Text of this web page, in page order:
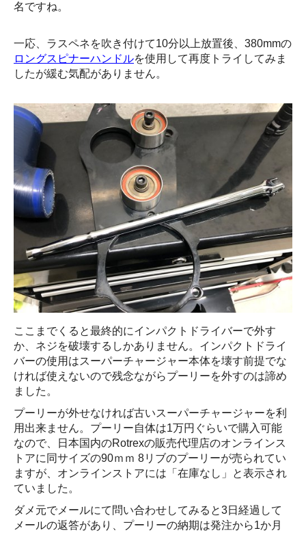
名ですね。
一応、ラスペネを吹き付けて10分以上放置後、380mmの
ロングスピナーハンドルを使用して再度トライしてみま
したが緩む気配がありません。
ここまでくると最終的にインパクトドライバーで外す
か、ネジを破壊するしかありません。インパクトドライ
バーの使用はスーパーチャージャー本体を壊す前提でな
ければ使えないので残念ながらプーリーを外すのは諦め
ました。
プーリーが外せなければ古いスーパーチャージャーを利
用出来ません。プーリー自体は1万円ぐらいで購入可能
なので、日本国内のRotrexの販売代理店のオンラインス
トアに同サイズの90ｍｍ 8リブのプーリーが売られてい
ますが、オンラインストアには「在庫なし」と表示され
ていました。
ダメ元でメールにて問い合わせしてみると3日経過して
メールの返答があり、プーリーの納期は発注から1か月